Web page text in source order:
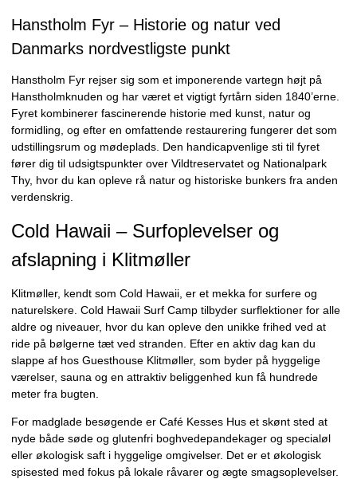
Hanstholm Fyr – Historie og natur ved
Danmarks nordvestligste punkt
Hanstholm Fyr rejser sig som et imponerende vartegn højt på
Hanstholmknuden og har været et vigtigt fyrtårn siden 1840’erne.
Fyret kombinerer fascinerende historie med kunst, natur og
formidling, og efter en omfattende restaurering fungerer det som
udstillingsrum og mødeplads. Den handicapvenlige sti til fyret
fører dig til udsigtspunkter over Vildtreservatet og Nationalpark
Thy, hvor du kan opleve rå natur og historiske bunkers fra anden
verdenskrig.
Cold Hawaii – Surfoplevelser og
afslapning i Klitmøller
Klitmøller, kendt som Cold Hawaii, er et mekka for surfere og
naturelskere. Cold Hawaii Surf Camp tilbyder surflektioner for alle
aldre og niveauer, hvor du kan opleve den unikke frihed ved at
ride på bølgerne tæt ved stranden. Efter en aktiv dag kan du
slappe af hos Guesthouse Klitmøller, som byder på hyggelige
værelser, sauna og en attraktiv beliggenhed kun få hundrede
meter fra bugten.
For madglade besøgende er Café Kesses Hus et skønt sted at
nyde både søde og glutenfri boghvedepandekager og specialøl
eller økologisk saft i hyggelige omgivelser. Det er et økologisk
spisested med fokus på lokale råvarer og ægte smagsoplevelser.